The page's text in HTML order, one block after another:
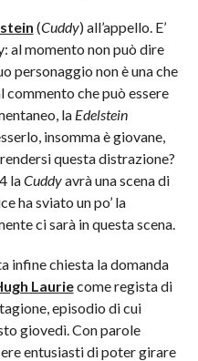
(Cuddy) all’appello. E’
al momento non può dire
personaggio non è una che
commento che può essere
la Edelstein
insomma è giovane,
questa distrazione?
laCuddyavrà una scena di
ha sviato un po’ la
ci sarà in questa scena.
infine chiesta la domanda
Lauriecome regista di
episodio di cui
giovedì. Con parole
entusiasti di poter girare